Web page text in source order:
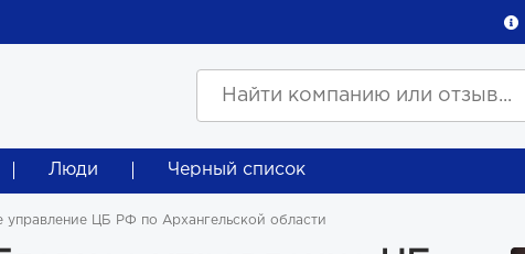
Люди Черный список
управление ЦБ РФ по Архангельской области